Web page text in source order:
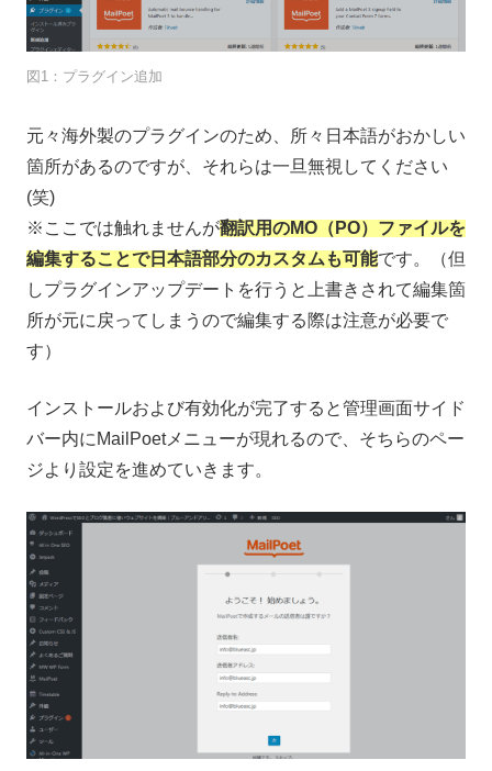
図1：プラグイン追加
元々海外製のプラグインのため、所々日本語がおかしい
箇所があるのですが、それらは一旦無視してください
(笑)
※ここでは触れませんが翻訳用のMO（PO）ファイルを
編集することで日本語部分のカスタムも可能です。（但
しプラグインアップデートを行うと上書きされて編集箇
所が元に戻ってしまうので編集する際は注意が必要で
す）
インストールおよび有効化が完了すると管理画面サイド
バー内にMailPoetメニューが現れるので、そちらのペー
ジより設定を進めていきます。